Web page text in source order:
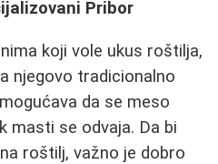
Pribor
koji vole ukus roštilja,
njegovo tradicionalno
da se meso
masti se odvaja. Da bi
roštilj, važno je dobro